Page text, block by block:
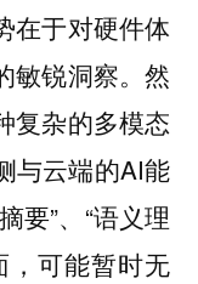
在于对硬件体
敏锐洞察。然
复杂的多模态
与云端的AI能
要”、“语义理
，可能暂时无